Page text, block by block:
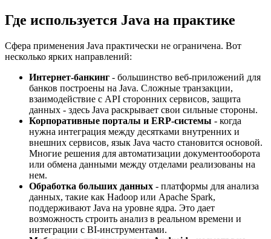
Где используется Java на практике
Сфера применения Java практически не ограничена. Вот
несколько ярких направлений:
Интернет-банкинг - большинство веб-приложений для
банков построены на Java. Сложные транзакции,
взаимодействие с API сторонних сервисов, защита
данных - здесь Java раскрывает свои сильные стороны.
Корпоративные порталы и ERP-системы - когда
нужна интеграция между десятками внутренних и
внешних сервисов, язык Java часто становится основой.
Многие решения для автоматизации документооборота
или обмена данными между отделами реализованы на
нем.
Обработка больших данных - платформы для анализа
данных, такие как Hadoop или Apache Spark,
поддерживают Java на уровне ядра. Это дает
возможность строить анализ в реальном времени и
интеграции с BI-инструментами.